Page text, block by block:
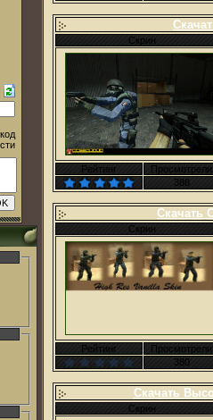
Скрин
Рейтинг
Просмотрели
388
Скачать
Скрин
Рейтинг
Просмотрели
380
Скачать
Скрин